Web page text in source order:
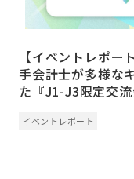
【イベントレポ
手会計士が多様な
た『J1-J3限定交
イベントレポート